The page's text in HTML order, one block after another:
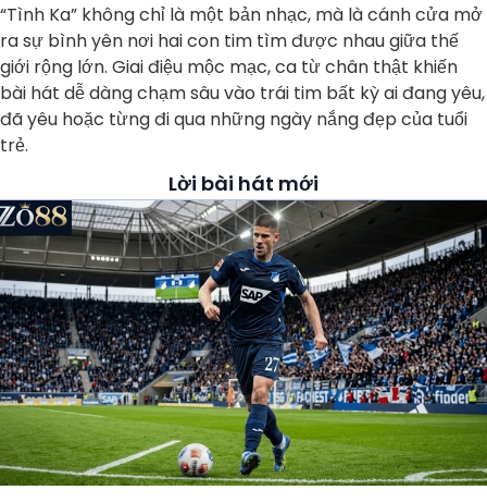
“Tình Ka” không chỉ là một bản nhạc, mà là cánh cửa mở
ra sự bình yên nơi hai con tim tìm được nhau giữa thế
giới rộng lớn. Giai điệu mộc mạc, ca từ chân thật khiến
bài hát dễ dàng chạm sâu vào trái tim bất kỳ ai đang yêu,
đã yêu hoặc từng đi qua những ngày nắng đẹp của tuổi
trẻ.
Lời bài hát mới